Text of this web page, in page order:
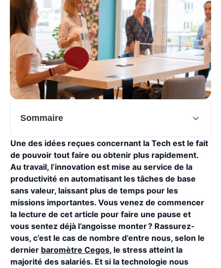
Sommaire
Une des idées reçues concernant la Tech est le fait
de pouvoir tout faire ou obtenir plus rapidement.
Au travail, l’innovation est mise au service de la
productivité en automatisant les tâches de base
sans valeur, laissant plus de temps pour les
missions importantes. Vous venez de commencer
la lecture de cet article pour faire une pause et
vous sentez déjà l’angoisse monter ? Rassurez-
vous, c’est le cas de nombre d’entre nous, selon le
dernier baromètre Cegos, le stress atteint la
majorité des salariés. Et si la technologie nous